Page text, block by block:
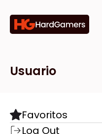
Categorías
Componentes
Motherboards
Marcas
Todas las Marcas
AMD
Tiendas
Destacadas
Usuario
Favoritos
Log Out